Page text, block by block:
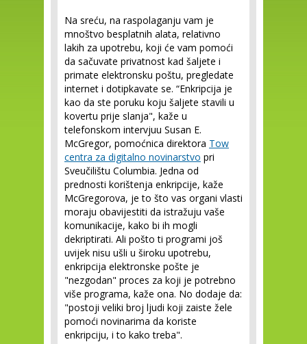
Na sreću, na raspolaganju vam je
mnoštvo besplatnih alata, relativno
lakih za upotrebu, koji će vam pomoći
da sačuvate privatnost kad šaljete i
primate elektronsku poštu, pregledate
internet i dotipkavate se. “Enkripcija je
kao da ste poruku koju šaljete stavili u
kovertu prije slanja", kaže u
telefonskom intervjuu Susan E.
McGregor, pomoćnica direktora Tow
centra za digitalno novinarstvo pri
Sveučilištu Columbia. Jedna od
prednosti korištenja enkripcije, kaže
McGregorova, je to što vas organi vlasti
moraju obavijestiti da istražuju vaše
komunikacije, kako bi ih mogli
dekriptirati. Ali pošto ti programi još
uvijek nisu ušli u široku upotrebu,
enkripcija elektronske pošte je
"nezgodan" proces za koji je potrebno
više programa, kaže ona. No dodaje da:
"postoji veliki broj ljudi koji zaiste žele
pomoći novinarima da koriste
enkripciju, i to kako treba".